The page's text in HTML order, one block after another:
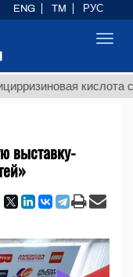
кислота
выставку-
ENG TM РУС